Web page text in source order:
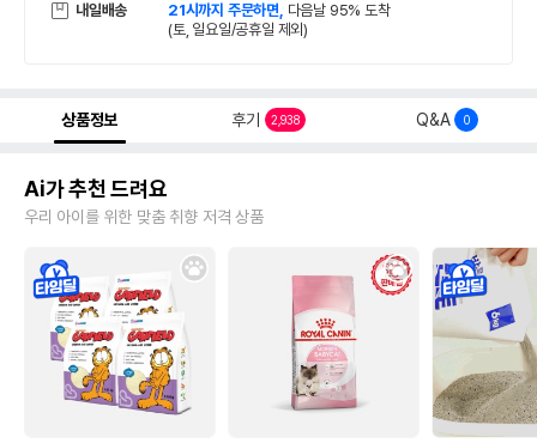
내일배송 21시까지 주문하면, 다음날 95% 도착
(토, 일요일/공휴일 제외)
상품정보 후기 2,938 Q&A 0
Ai가 추천 드려요
우리 아이를 위한 맞춤 취향 저격 상품